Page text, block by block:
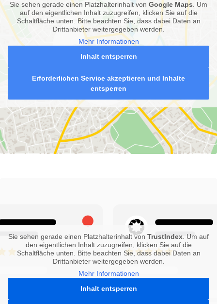
Sie sehen gerade einen Platzhalterinhalt von Google Maps. Um
auf den eigentlichen Inhalt zuzugreifen, klicken Sie auf die
Schaltfläche unten. Bitte beachten Sie, dass dabei Daten an
Drittanbieter weitergegeben werden.
Mehr Informationen
Inhalt entsperren
Erforderlichen Service akzeptieren und Inhalte
entsperren
Sie sehen gerade einen Platzhalterinhalt von TrustIndex. Um auf
den eigentlichen Inhalt zuzugreifen, klicken Sie auf die
Schaltfläche unten. Bitte beachten Sie, dass dabei Daten an
Drittanbieter weitergegeben werden.
Mehr Informationen
Inhalt entsperren